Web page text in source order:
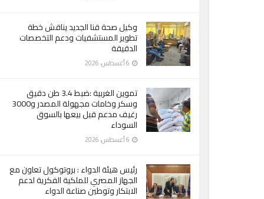
وكيل صحة قنا الجديد يناقش خطة
تطوير المستشفيات ودعم التخصصات
الدقيقة
تموين الغربية :ضبط 3.4 طن دقيق
وسكر وخامات مجهولة المصدر و3000
رغيف مدعم قبل بيعها بالسوق
السوداء
رئيس هيئة الدواء : بروتوكول تعاون مع
الجهاز المصري للملكية الفكرية لدعم
الابتكار وتوطين صناعة الدواء